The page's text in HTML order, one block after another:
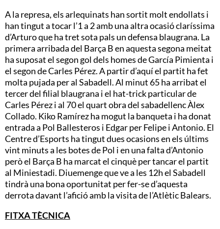
A la represa, els arlequinats han sortit molt endollats i
han tingut a tocar l’1 a 2 amb una altra ocasió claríssima
d’Arturo que ha tret sota pals un defensa blaugrana. La
primera arribada del Barça B en aquesta segona meitat
ha suposat el segon gol dels homes de García Pimienta i
el segon de Carles Pérez. A partir d’aquí el partit ha fet
molta pujada per al Sabadell. Al minut 65 ha arribat el
tercer del filial blaugrana i el hat-trick particular de
Carles Pérez i al 70 el quart obra del sabadellenc Àlex
Collado. Kiko Ramírez ha mogut la banqueta i ha donat
entrada a Pol Ballesteros i Edgar per Felipe i Antonio. El
Centre d’Esports ha tingut dues ocasions en els últims
vint minuts a les botes de Pol i en una falta d’Antonio
però el Barça B ha marcat el cinquè per tancar el partit
al Miniestadi. Diuemenge que ve a les 12h el Sabadell
tindrà una bona oportunitat per fer-se d’aquesta
derrota davant l’afició amb la visita de l’Atlètic Balears.
FITXA TÈCNICA